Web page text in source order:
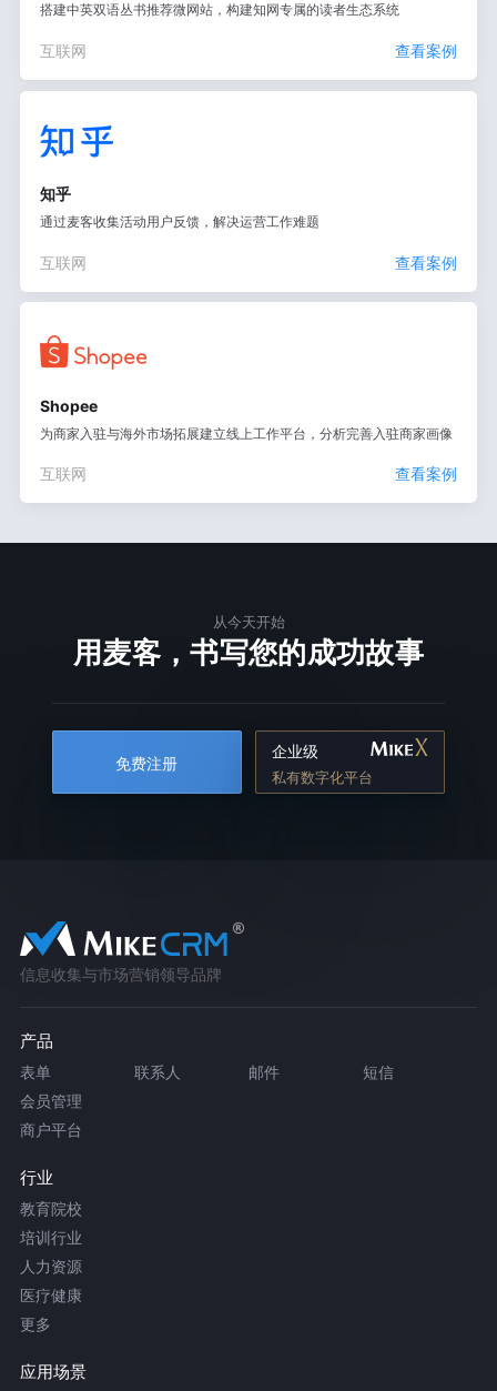
搭建中英双语丛书推荐微网站，构建知网专属的读者生态系统
互联网 查看案例
知乎
通过麦客收集活动用户反馈，解决运营工作难题
互联网 查看案例
Shopee
为商家入驻与海外市场拓展建立线上工作平台，分析完善入驻商家画像
互联网 查看案例
从今天开始
用麦客，书写您的成功故事
免费注册
企业级
私有数字化平台
信息收集与市场营销领导品牌
产品
表单 联系人 邮件
短信
会员管理
商户平台
行业
教育院校
培训行业
人力资源
医疗健康
更多
应用场景